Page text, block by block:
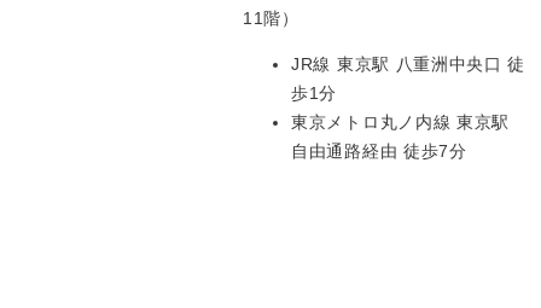
11階）
JR線 東京駅 八重洲中央口 徒
歩1分
東京メトロ丸ノ内線 東京駅
自由通路経由 徒歩7分